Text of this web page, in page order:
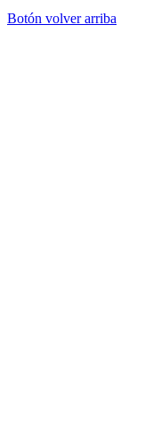
Botón volver arriba